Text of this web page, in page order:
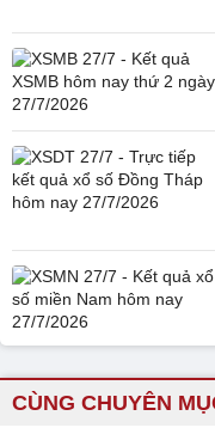
CÙNG CHUYÊN